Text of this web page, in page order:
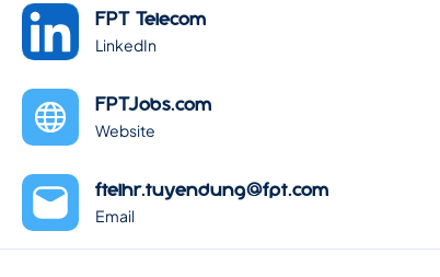
FPT Telecom
LinkedIn
FPTJobs.com
Website
ftelhr.tuyendung@fpt.com
Email